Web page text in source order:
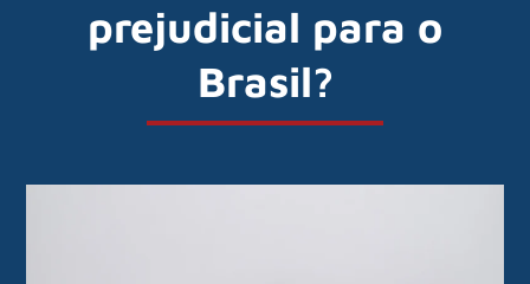
prejudicial para o
Brasil?